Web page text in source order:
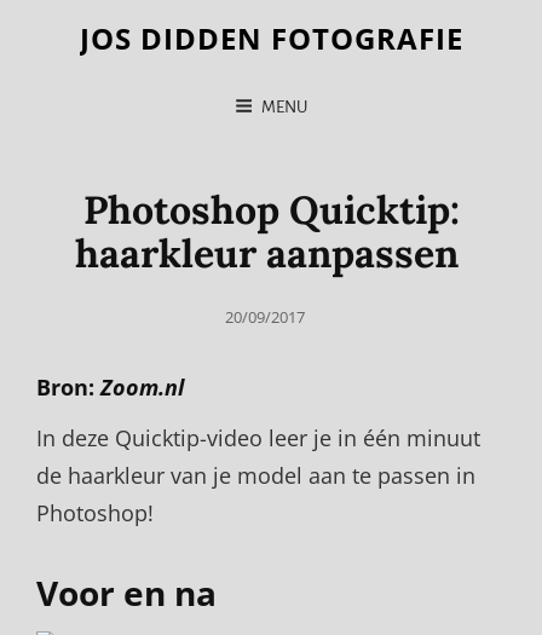
JOS DIDDEN FOTOGRAFIE
MENU
Photoshop Quicktip:
haarkleur aanpassen
Posted
20/09/2017
Bron:Zoom.nl
In deze Quicktip-video leer je in één minuut
de haarkleur van je model aan te passen in
Photoshop!
Voor en na